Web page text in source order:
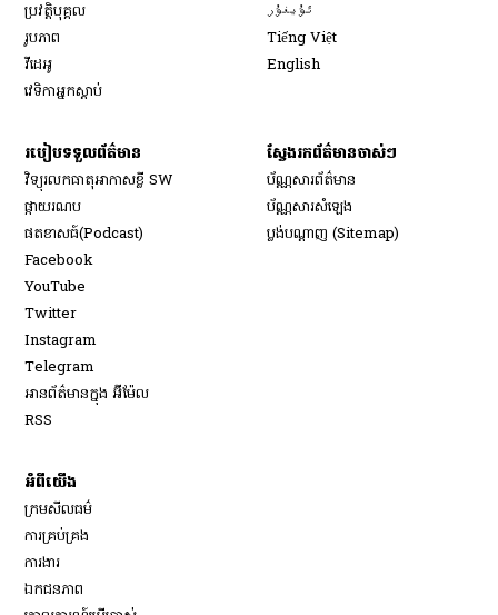
ប្រវត្តិបុគ្គល
រូបភាព
វីដេអូ
វេទិកា​អ្នក​ស្ដាប់
ئۇيغۇر
Tiếng Việt
English
របៀប​ទទួល​ព័ត៌មាន​
វិទ្យុ​រលក​ធាតុអាកាស​ខ្លី SW
​ផ្កាយ​រណប
​ផតខាសធ៍(Podcast)
Facebook
YouTube
Twitter
Instagram
Telegram
អានព័ត៌មានក្នុង អ៊ីម៉ែល
RSS
ស្វែងរកព័ត៌មានចាស់ៗ
ប័ណ្ណសារ​ព័ត៌មាន​
ប័ណ្ណសារ​សំឡេង
ប្លង់បណ្តាញ (Sitemap)
អំពីយើង
ក្រមសីលធម៌
ការគ្រប់គ្រង
ការងារ
ឯកជនភាព